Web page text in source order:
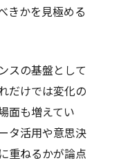
きかを見極める
スの基盤として
だけでは変化の
面も増えてい
タ活用や意思決
重ねるかが論点